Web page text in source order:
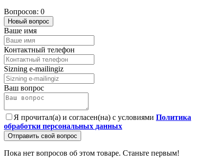
Вопросов: 0
Новый вопрос
Ваше имя
Контактный телефон
Sizning e-mailingiz
Ваш вопрос
Я прочитал(а) и согласен(на) с условиями Политика
обработки персональных данных
Отправить свой вопрос
Пока нет вопросов об этом товаре. Станьте первым!